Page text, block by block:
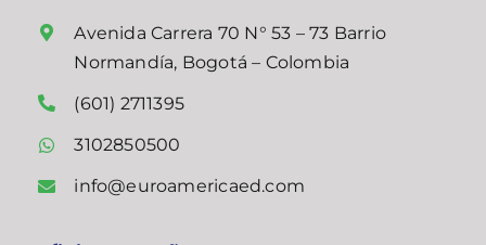
Avenida Carrera 70 N° 53 – 73 Barrio
Normandía, Bogotá – Colombia
(601) 2711395
3102850500
info@euroamericaed.com